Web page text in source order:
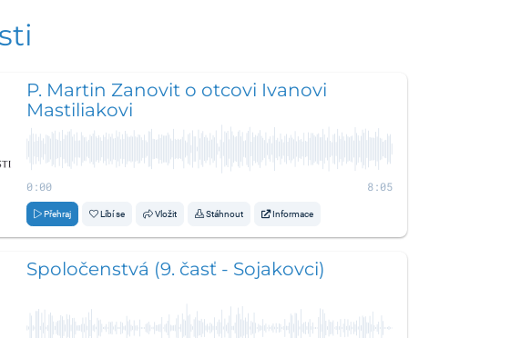
P. Martin Zanovit o otcovi Ivanovi
Mastiliakovi
0:00 8:05
Přehraj Líbí se Vložit Stáhnout Informace
Spoločenstvá (9. časť - Sojakovci)